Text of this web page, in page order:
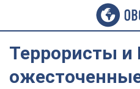
Террористы и